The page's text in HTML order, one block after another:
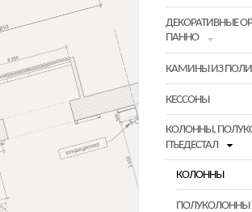
ДЕКОРАТИВНЫЕ
ПАННО
КАМИНЫ ИЗ
КЕССОНЫ
КОЛОННЫ,
ПЪЕДЕСТАЛ
КОЛОННЫ
ПОЛУКОЛОННЫ